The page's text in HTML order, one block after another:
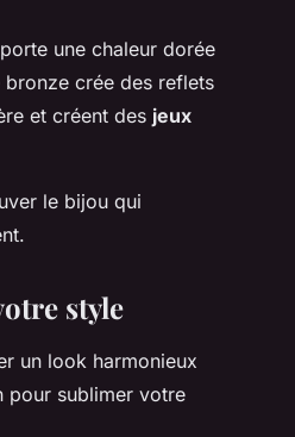
une chaleur dorée
crée des reflets
et créent des jeux
le bijou qui
style
un look harmonieux
pour sublimer votre